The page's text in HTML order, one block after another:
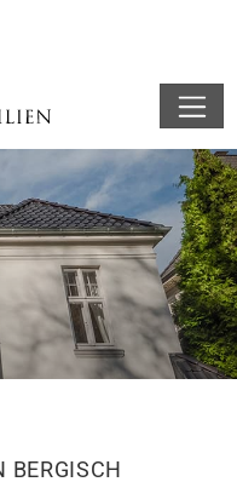
BERGISCH